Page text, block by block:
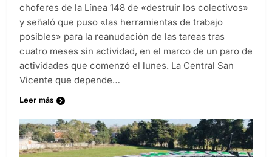
choferes de la Línea 148 de «destruir los colectivos»
y señaló que puso «las herramientas de trabajo
posibles» para la reanudación de las tareas tras
cuatro meses sin actividad, en el marco de un paro de
actividades que comenzó el lunes. La Central San
Vicente que depende…
Leer más